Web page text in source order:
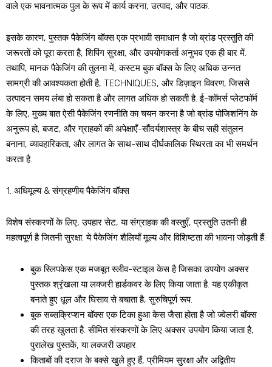
वाले एक भावनात्मक पुल के रूप में कार्य करना, उत्पाद, और पाठक.
इसके कारण, पुस्तक पैकेजिंग बॉक्स एक प्रभावी समाधान है जो ब्रांड प्रस्तुति की
जरूरतों को पूरा करता है, शिपिंग सुरक्षा, और उपयोगकर्ता अनुभव एक ही बार में.
तथापि, मानक पैकेजिंग की तुलना में, कस्टम बुक बॉक्स के लिए अधिक उन्नत
सामग्री की आवश्यकता होती है, TECHNIQUES, और डिज़ाइन विवरण, जिससे
उत्पादन समय लंबा हो सकता है और लागत अधिक हो सकती है. ई-कॉमर्स प्लेटफॉर्म
के लिए, मुख्य बात ऐसी पैकेजिंग रणनीति का चयन करना है जो ब्रांड पोजिशनिंग के
अनुरूप हो, बजट, और ग्राहकों की अपेक्षाएँ-सौंदर्यशास्त्र के बीच सही संतुलन
बनाना, व्यावहारिकता, और लागत के साथ-साथ दीर्घकालिक स्थिरता का भी समर्थन
करता है.
1. अधिमूल्य & संग्रहणीय पैकेजिंग बॉक्स
विशेष संस्करणों के लिए, उपहार सेट, या संग्राहक की वस्तुएँ, प्रस्तुति उतनी ही
महत्वपूर्ण है जितनी सुरक्षा. ये पैकेजिंग शैलियाँ मूल्य और विशिष्टता की भावना जोड़ती हैं:
बुक स्लिपकेस एक मजबूत स्लीव-स्टाइल केस है जिसका उपयोग अक्सर
पुस्तक श्रृंखला या लक्जरी हार्डकवर के लिए किया जाता है. यह एकीकृत
बनाते हुए धूल और घिसाव से बचाता है, सुरुचिपूर्ण रूप.
बुक सब्सक्रिप्शन बॉक्स एक टिका हुआ केस जैसा होता है जो ज्वेलरी बॉक्स
की तरह खुलता है. सीमित संस्करणों के लिए अक्सर उपयोग किया जाता है,
पुरालेख पुस्तकें, या लक्जरी उपहार.
किताबों की दराज के बक्से खुले हुए हैं, प्रीमियम सुरक्षा और अद्वितीय